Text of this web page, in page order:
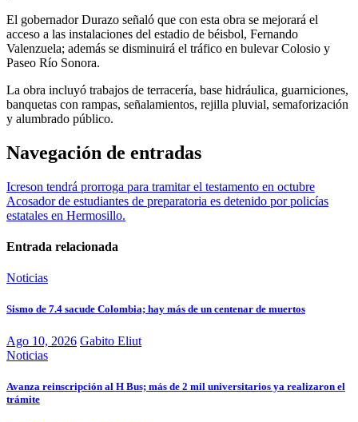
El gobernador Durazo señaló que con esta obra se mejorará el
acceso a las instalaciones del estadio de béisbol, Fernando
Valenzuela; además se disminuirá el tráfico en bulevar Colosio y
Paseo Río Sonora.
La obra incluyó trabajos de terracería, base hidráulica, guarniciones,
banquetas con rampas, señalamientos, rejilla pluvial, semaforización
y alumbrado público.
Navegación de entradas
Icreson tendrá prorroga para tramitar el testamento en octubre
Acosador de estudiantes de preparatoria es detenido por policías
estatales en Hermosillo.
Entrada relacionada
Noticias
Sismo de 7.4 sacude Colombia; hay más de un centenar de muertos
Ago 10, 2026 Gabito Eliut
Noticias
Avanza reinscripción al H Bus; más de 2 mil universitarios ya realizaron el
trámite